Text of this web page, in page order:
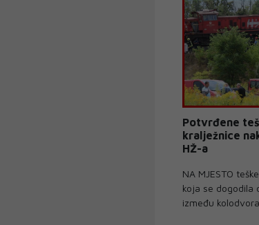
Potvrđene
kralježnice
HŽ-a
NA MJESTO
koja se dogodila
između